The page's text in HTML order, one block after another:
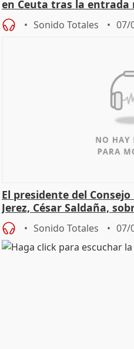
en Ceuta tras la entrada
Sonido Totales 07/
El presidente del
Jerez, César Saldaña,
Sonido Totales 07/